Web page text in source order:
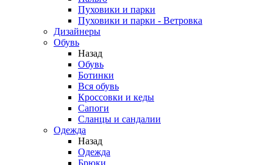
Пуховики и парки
Пуховики и парки - Ветровка
Дизайнеры
Обувь
Назад
Обувь
Ботинки
Вся обувь
Кроссовки и кеды
Сапоги
Сланцы и сандалии
Одежда
Назад
Одежда